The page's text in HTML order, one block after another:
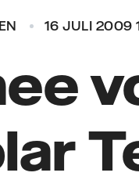
16 JULI 2009